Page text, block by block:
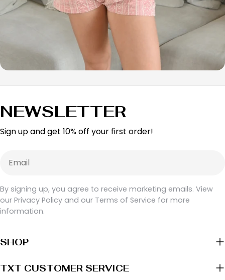
NEWSLETTER
Sign up and get 10% off your first order!
By signing up, you agree to receive marketing emails. View
our Privacy Policy and our Terms of Service for more
information.
SHOP
TXT CUSTOMER SERVICE